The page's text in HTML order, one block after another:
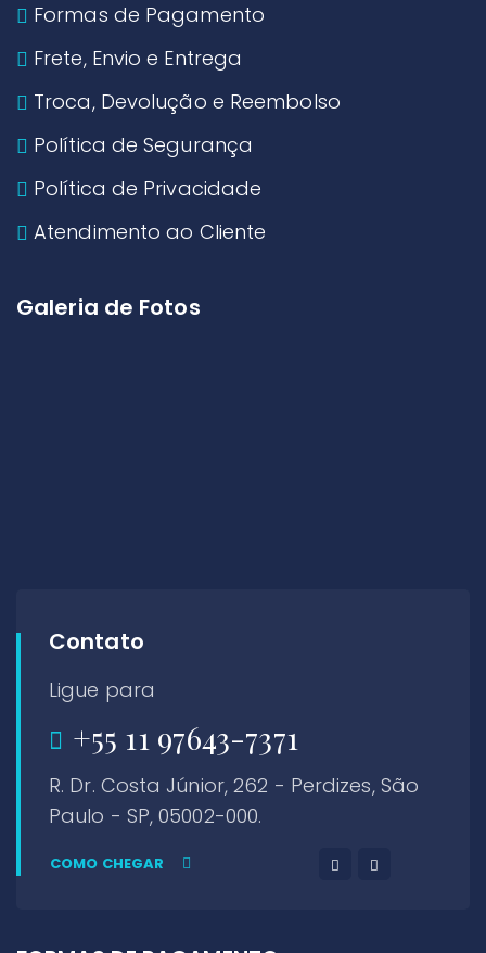
Formas de Pagamento
Frete, Envio e Entrega
Troca, Devolução e Reembolso
Política de Segurança
Política de Privacidade
Atendimento ao Cliente
Galeria de Fotos
Contato
Ligue para
+55 11 97643-7371
R. Dr. Costa Júnior, 262 - Perdizes, São
Paulo - SP, 05002-000.
COMO CHEGAR